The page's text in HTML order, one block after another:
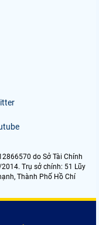
do Sở Tài Chính
Trụ sở chính: 51 Lũy
Thành Phố Hồ Chí